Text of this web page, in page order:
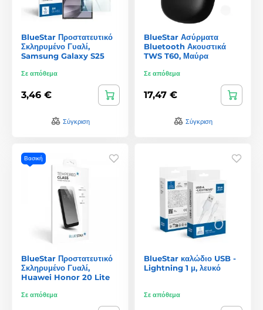
BlueStar Προστατευτικό
Σκληρυμένο Γυαλί,
Samsung Galaxy S25
Σε απόθεμα
3,46 €
Σύγκριση
BlueStar Ασύρματα
Bluetooth Ακουστικά
TWS T60, Μαύρα
Σε απόθεμα
17,47 €
Σύγκριση
Βασική
BlueStar Προστατευτικό
Σκληρυμένο Γυαλί,
Huawei Honor 20 Lite
Σε απόθεμα
BlueStar καλώδιο USB -
Lightning 1 μ, λευκό
Σε απόθεμα